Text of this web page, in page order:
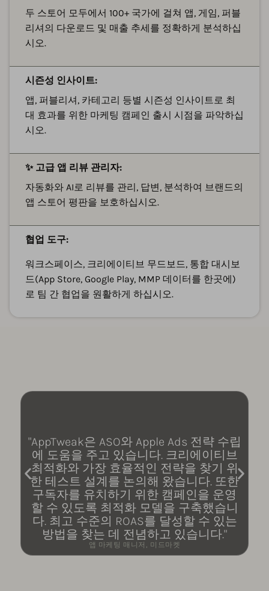
두 스토어 모두에서 100+ 국가에 걸쳐 앱, 게임, 퍼블
리셔의 다운로드 및 매출 추세를 정확하게 분석하십
시오.
시즌성 인사이트:
앱, 퍼블리셔, 카테고리 등별 시즌성 인사이트로 최
대 효과를 위한 마케팅 캠페인 출시 시점을 파악하십
시오.
✨ 고급 앱 리뷰 관리자:
자동화와 AI로 리뷰를 관리, 답변, 분석하여 브랜드의
앱 스토어 평판을 보호하십시오.
협업 도구:
워크스페이스, 크리에이티브 무드보드, 통합 대시보
드(App Store, Google Play, MMP 데이터를 한곳에)
로 팀 간 협업을 원활하게 하십시오.
"AppTweak은 ASO와 Apple Ads 전략 수립
에 도움을 주고 있습니다. 크리에이티브
최적화와 가장 효율적인 전략을 찾기 위
한 테스트 설계를 논의해 왔습니다. 또한
구독자를 유치하기 위한 캠페인을 운영
할 수 있도록 최적화 모델을 구축했습니
다. 최고 수준의 ROAS를 달성할 수 있는
방법을 찾는 데 전념하고 있습니다."
앱 마케팅 매니저, 미드마켓